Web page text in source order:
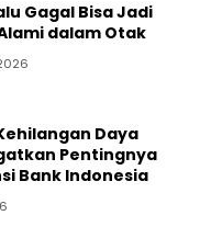
Gagal Bisa Jadi
dalam Otak
Daya
Pentingnya
Bank Indonesia